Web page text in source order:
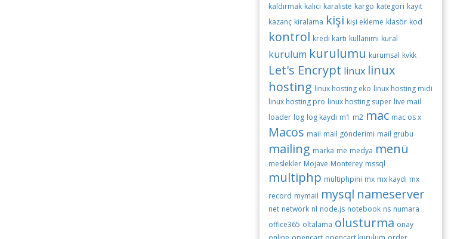
kaldırmak kalıcı karaliste kargo kategori kayıt
kazanç kiralama kişi kişi ekleme klasör kod
kontrol kredi kartı kullanımı kural
kurulum kurulumu kurumsal kvkk
Let's Encrypt linux linux
hosting linux hosting eko linux hosting midi
linux hosting pro linux hosting super live mail
loader log log kaydı m1 m2 mac mac os x
Macos mail mail gönderimi mail grubu
mailing marka me medya menü
meslekler Mojave Monterey mssql
multiphp multiphpini mx mx kaydı mx
record mymail mysql nameserver
net network nl node.js notebook ns numara
office365 oltalama olusturma onay